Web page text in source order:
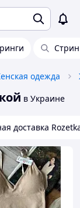
одежда
в Украине
доставка